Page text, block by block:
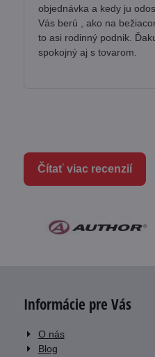
objednávka a kedy ju
Vás berú , ako na
to asi rodinný podnik.
spokojný aj s tovarom.
Čítať viac recenzií
Informácie pre Vás
O nás
Blog